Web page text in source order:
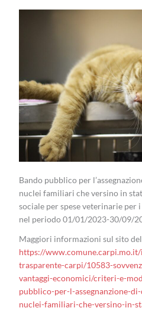
Bando pubblico per
nuclei familiari che versino in
sociale per spese veterinarie per
nel periodo 01/01/2023-30/09/
Maggiori informazioni sul sito
https://
trasparente-carpi/10583-
vantaggi-economici/criteri-e-
pubblico-per-l-assegnanzione-
nuclei-familiari-che-versino-in-